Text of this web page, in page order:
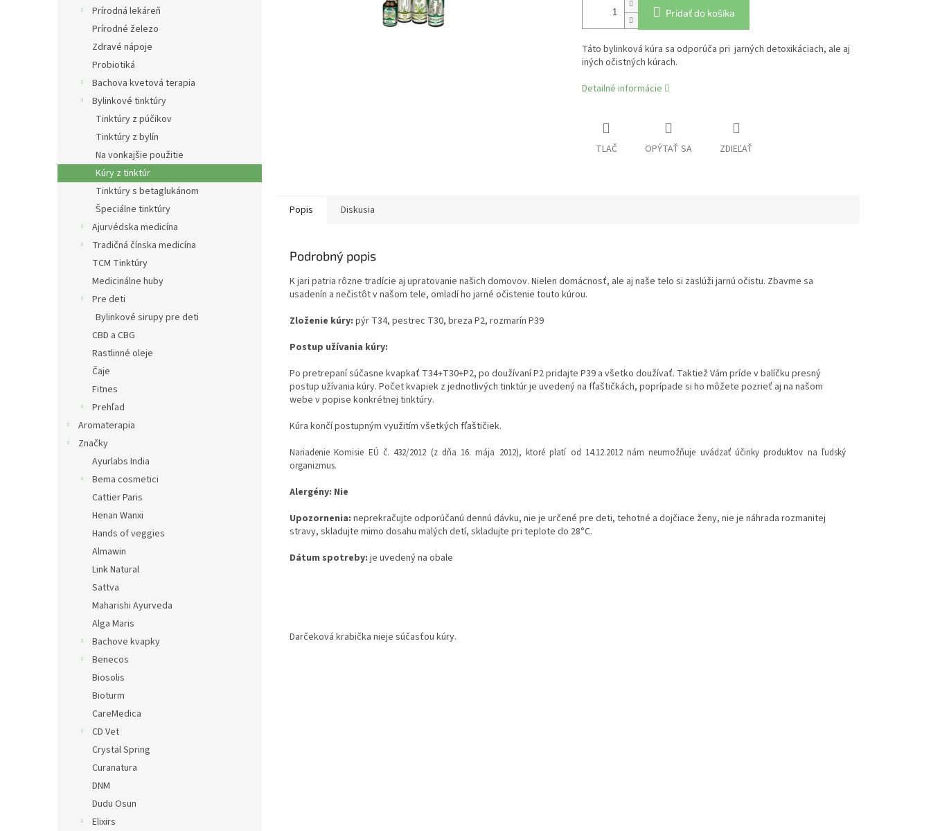
Prírodná lekáreň
Prírodné železo
Zdravé nápoje
Probiotiká
Bachova kvetová terapia
Bylinkové tinktúry
Tinktúry z púčikov
Tinktúry z bylín
Na vonkajšie použitie
Kúry z tinktúr
Tinktúry s betaglukánom
Špeciálne tinktúry
Ajurvédska medicína
Tradičná čínska medicína
TCM Tinktúry
Medicinálne huby
Pre deti
Bylinkové sirupy pre deti
CBD a CBG
Rastlinné oleje
Čaje
Fitnes
Prehľad
Aromaterapia
Značky
Ayurlabs India
Bema cosmetici
Cattier Paris
Henan Wanxi
Hands of veggies
Almawin
Link Natural
Sattva
Maharishi Ayurveda
Alga Maris
Bachove kvapky
Benecos
Biosolis
Bioturm
CareMedica
CD Vet
Crystal Spring
Curanatura
DNM
Dudu Osun
Elixirs
Pridať do košíka
Táto bylinková kúra sa odporúča pri jarných detoxikáciach, ale aj
iných očistných kúrach.
Detailné informácie
TLAČ OPÝTAŤ SA ZDIEĽAŤ
Popis Diskusia
Podrobný popis
K jari patria rôzne tradície aj upratovanie našich domovov. Nielen domácnosť, ale aj naše telo si zaslúži jarnú očistu. Zbavme sa
usadenín a nečistôt v našom tele, omladí ho jarné očistenie touto kúrou.
Zloženie kúry: pýr T34, pestrec T30, breza P2, rozmarín P39
Postup užívania kúry:
Po pretrepaní súčasne kvapkať T34+T30+P2, po doužívaní P2 pridajte P39 a všetko doužívať. Taktiež Vám príde v balíčku presný
postup užívania kúry. Počet kvapiek z jednotlivých tinktúr je uvedený na fľaštičkách, poprípade si ho môžete pozrieť aj na našom
webe v popise konkrétnej tinktúry.
Kúra končí postupným využitím všetkých fľaštičiek.
Nariadenie Komisie EÚ č. 432/2012 (z dňa 16. mája 2012), ktoré platí od 14.12.2012 nám neumožňuje uvádzať účinky produktov na ľudský
organizmus.
Alergény: Nie
Upozornenia: neprekračujte odporúčanú dennú dávku, nie je určené pre deti, tehotné a dojčiace ženy, nie je náhrada rozmanitej
stravy, skladujte mimo dosahu malých detí, skladujte pri teplote do 28°C.
Dátum spotreby: je uvedený na obale
Darčeková krabička nieje súčasťou kúry.